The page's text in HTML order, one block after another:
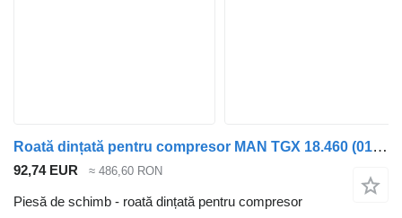
Roată dințată pentru compresor MAN TGX 18.460 (01.07-) 51542106062 pentru cap tractor MAN TGL, TGM, TGS, TGX (2005-2021)
92,74 EUR ≈ 486,60 RON
Piesă de schimb - roată dințată pentru compresor